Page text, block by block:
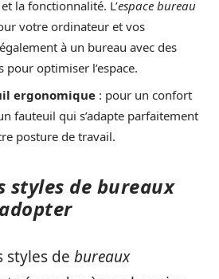
la fonctionnalité. L’espace bureau
votre ordinateur et vos
à un bureau avec des
optimiser l’espace.
ergonomique : pour un confort
fauteuil qui s’adapte parfaitement
posture de travail.
styles de bureaux
styles de bureaux